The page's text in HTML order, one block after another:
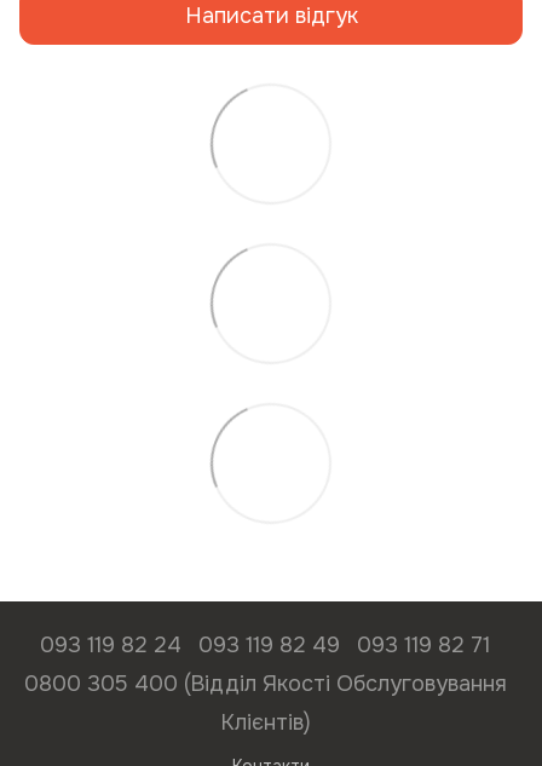
Написати відгук
093 119 82 24 093 119 82 49
093 119 82 71
0800 305 400 (Відділ Якості Обслуговування
Клієнтів)